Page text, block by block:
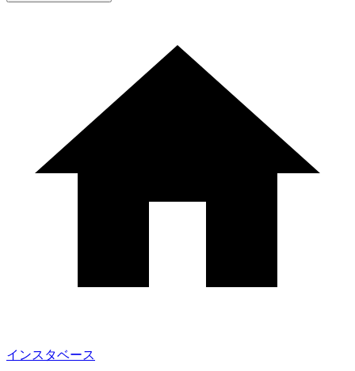
インスタベース